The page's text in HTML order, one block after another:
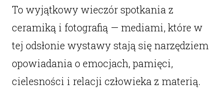
To wyjątkowy wieczór spotkania z
ceramiką i fotografią — mediami, które w
tej odsłonie wystawy stają się narzędziem
opowiadania o emocjach, pamięci,
cielesności i relacji człowieka z materią.